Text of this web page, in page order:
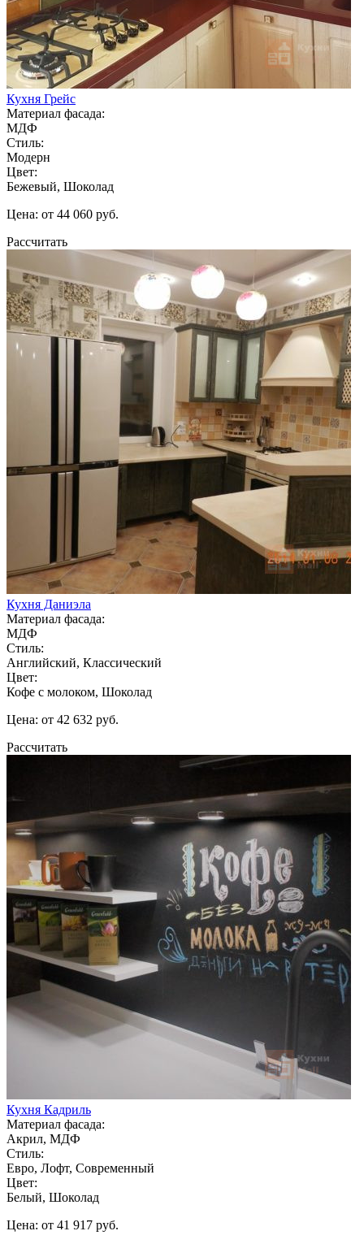
Кухня Грейс
Материал фасада:
МДФ
Стиль:
Модерн
Цвет:
Бежевый, Шоколад
Цена: от 44 060 руб.
Рассчитать
Кухня Даниэла
Материал фасада:
МДФ
Стиль:
Английский, Классический
Цвет:
Кофе с молоком, Шоколад
Цена: от 42 632 руб.
Рассчитать
Кухня Кадриль
Материал фасада:
Акрил, МДФ
Стиль:
Евро, Лофт, Современный
Цвет:
Белый, Шоколад
Цена: от 41 917 руб.